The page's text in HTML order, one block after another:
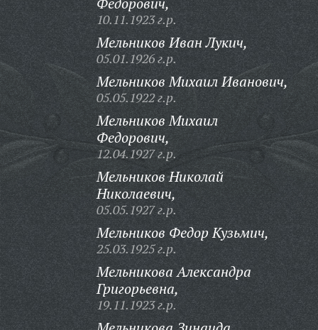
10.11.1923 г.р.
Мельников Иван Лукич,
05.01.1926 г.р.
Мельников Михаил Иванович,
05.05.1922 г.р.
Мельников Михаил
Федорович,
12.04.1927 г.р.
Мельников Николай
Николаевич,
05.05.1927 г.р.
Мельников Федор Кузьмич,
25.03.1925 г.р.
Мельникова Александра
Григорьевна,
19.11.1923 г.р.